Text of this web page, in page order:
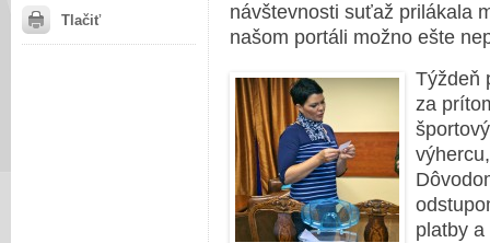
Tlačiť
návštevnosti suťaž prilákala
našom portáli možno ešte
Týždeň
za
platby